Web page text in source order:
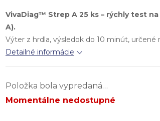
VivaDiag™ Strep A 25 ks – rýchly test
A).
Výter z hrdla, výsledok do 10 minút, určené
Detailné informácie
Položka bola vypredaná…
Momentálne nedostupné